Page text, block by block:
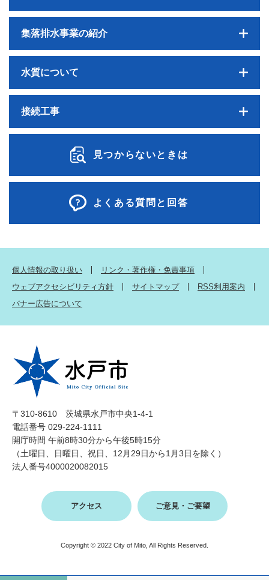
集落排水事業の紹介
水質について
接続工事
見つからないときは
よくある質問と回答
個人情報の取り扱い
リンク・著作権・免責事項
ウェブアクセシビリティ方針
サイトマップ
RSS利用案内
バナー広告について
〒310-8610 茨城県水戸市中央1-4-1
電話番号 029-224-1111
開庁時間 午前8時30分から午後5時15分
（土曜日、日曜日、祝日、12月29日から1月3日を除く）
法人番号4000020082015
アクセス ご意見・ご要望
Copyright © 2022 City of Mito, All Rights Reserved.